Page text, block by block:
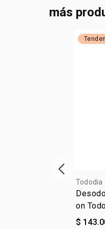
más
Tododia
on
$
ítem anterior